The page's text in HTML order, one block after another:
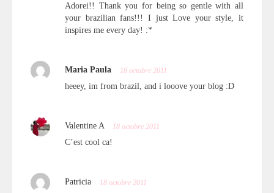
Adorei!! Thank you for being so gentle with all
your brazilian fans!!! I just Love your style, it
inspires me every day! :*
Maria Paula 18 octobre 2011
heeey, im from brazil, and i looove your blog :D
Valentine A 18 octobre 2011
C’est cool ca!
Patricia 18 octobre 2011